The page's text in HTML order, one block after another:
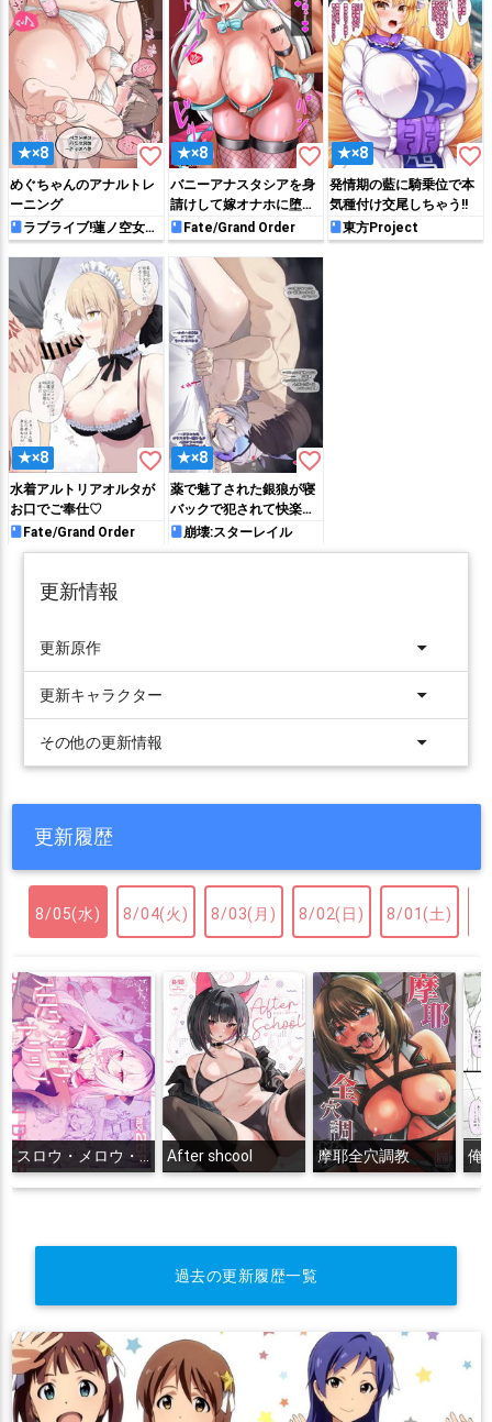
★×8 favorite_border
めぐちゃんのアナルトレ
ーニング
ラブライブ!蓮ノ空女学
院スクールアイドルクラ
ブ
★×8 favorite_border
バニーアナスタシアを身
請けして嫁オナホに堕と
すエチ絵
Fate/Grand Order
★×8 favorite_border
発情期の藍に騎乗位で本
気種付け交尾しちゃう!!
東方Project
★×8 favorite_border
水着アルトリアオルタが
お口でご奉仕♡
Fate/Grand Order
★×8 favorite_border
薬で魅了された銀狼が寝
バックで犯されて快楽堕
ちしてしまう…
崩壊:スターレイル
更新情報
更新原作 arrow_drop_down
更新キャラクター arrow_drop_down
その他の更新情報 arrow_drop_down
更新履歴
8/05(水) 8/04(火) 8/03(月) 8/02(日) 8/01(土)
スロウ・メロウ・ドリップ After shcool 摩耶全穴調教
過去の更新履歴一覧